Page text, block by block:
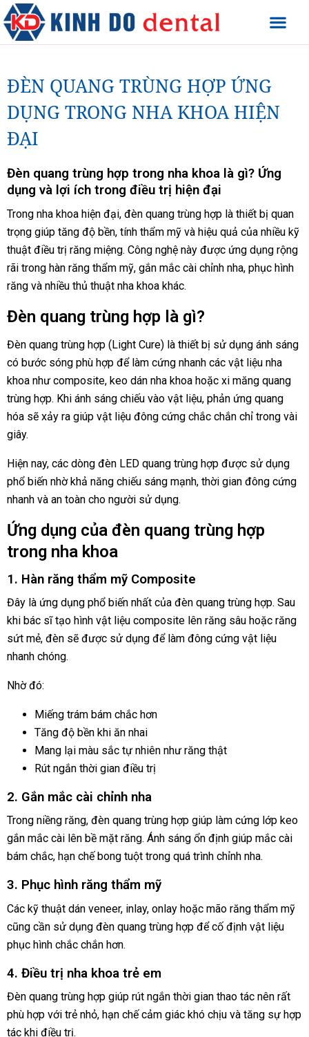
ĐÈN QUANG TRÙNG HỢP ỨNG
DỤNG TRONG NHA KHOA HIỆN
ĐẠI
Đèn quang trùng hợp trong nha khoa là gì? Ứng
dụng và lợi ích trong điều trị hiện đại
Trong nha khoa hiện đại, đèn quang trùng hợp là thiết bị quan
trọng giúp tăng độ bền, tính thẩm mỹ và hiệu quả của nhiều kỹ
thuật điều trị răng miệng. Công nghệ này được ứng dụng rộng
rãi trong hàn răng thẩm mỹ, gắn mắc cài chỉnh nha, phục hình
răng và nhiều thủ thuật nha khoa khác.
Đèn quang trùng hợp là gì?
Đèn quang trùng hợp (Light Cure) là thiết bị sử dụng ánh sáng
có bước sóng phù hợp để làm cứng nhanh các vật liệu nha
khoa như composite, keo dán nha khoa hoặc xi măng quang
trùng hợp. Khi ánh sáng chiếu vào vật liệu, phản ứng quang
hóa sẽ xảy ra giúp vật liệu đông cứng chắc chắn chỉ trong vài
giây.
Hiện nay, các dòng đèn LED quang trùng hợp được sử dụng
phổ biến nhờ khả năng chiếu sáng mạnh, thời gian đông cứng
nhanh và an toàn cho người sử dụng.
Ứng dụng của đèn quang trùng hợp
trong nha khoa
1. Hàn răng thẩm mỹ Composite
Đây là ứng dụng phổ biến nhất của đèn quang trùng hợp. Sau
khi bác sĩ tạo hình vật liệu composite lên răng sâu hoặc răng
sứt mẻ, đèn sẽ được sử dụng để làm đông cứng vật liệu
nhanh chóng.
Nhờ đó:
Miếng trám bám chắc hơn
Tăng độ bền khi ăn nhai
Mang lại màu sắc tự nhiên như răng thật
Rút ngắn thời gian điều trị
2. Gắn mắc cài chỉnh nha
Trong niềng răng, đèn quang trùng hợp giúp làm cứng lớp keo
gắn mắc cài lên bề mặt răng. Ánh sáng ổn định giúp mắc cài
bám chắc, hạn chế bong tuột trong quá trình chỉnh nha.
3. Phục hình răng thẩm mỹ
Các kỹ thuật dán veneer, inlay, onlay hoặc mão răng thẩm mỹ
cũng cần sử dụng đèn quang trùng hợp để cố định vật liệu
phục hình chắc chắn hơn.
4. Điều trị nha khoa trẻ em
Đèn quang trùng hợp giúp rút ngắn thời gian thao tác nên rất
phù hợp với trẻ nhỏ, hạn chế cảm giác khó chịu và tăng sự hợp
tác khi điều trị.